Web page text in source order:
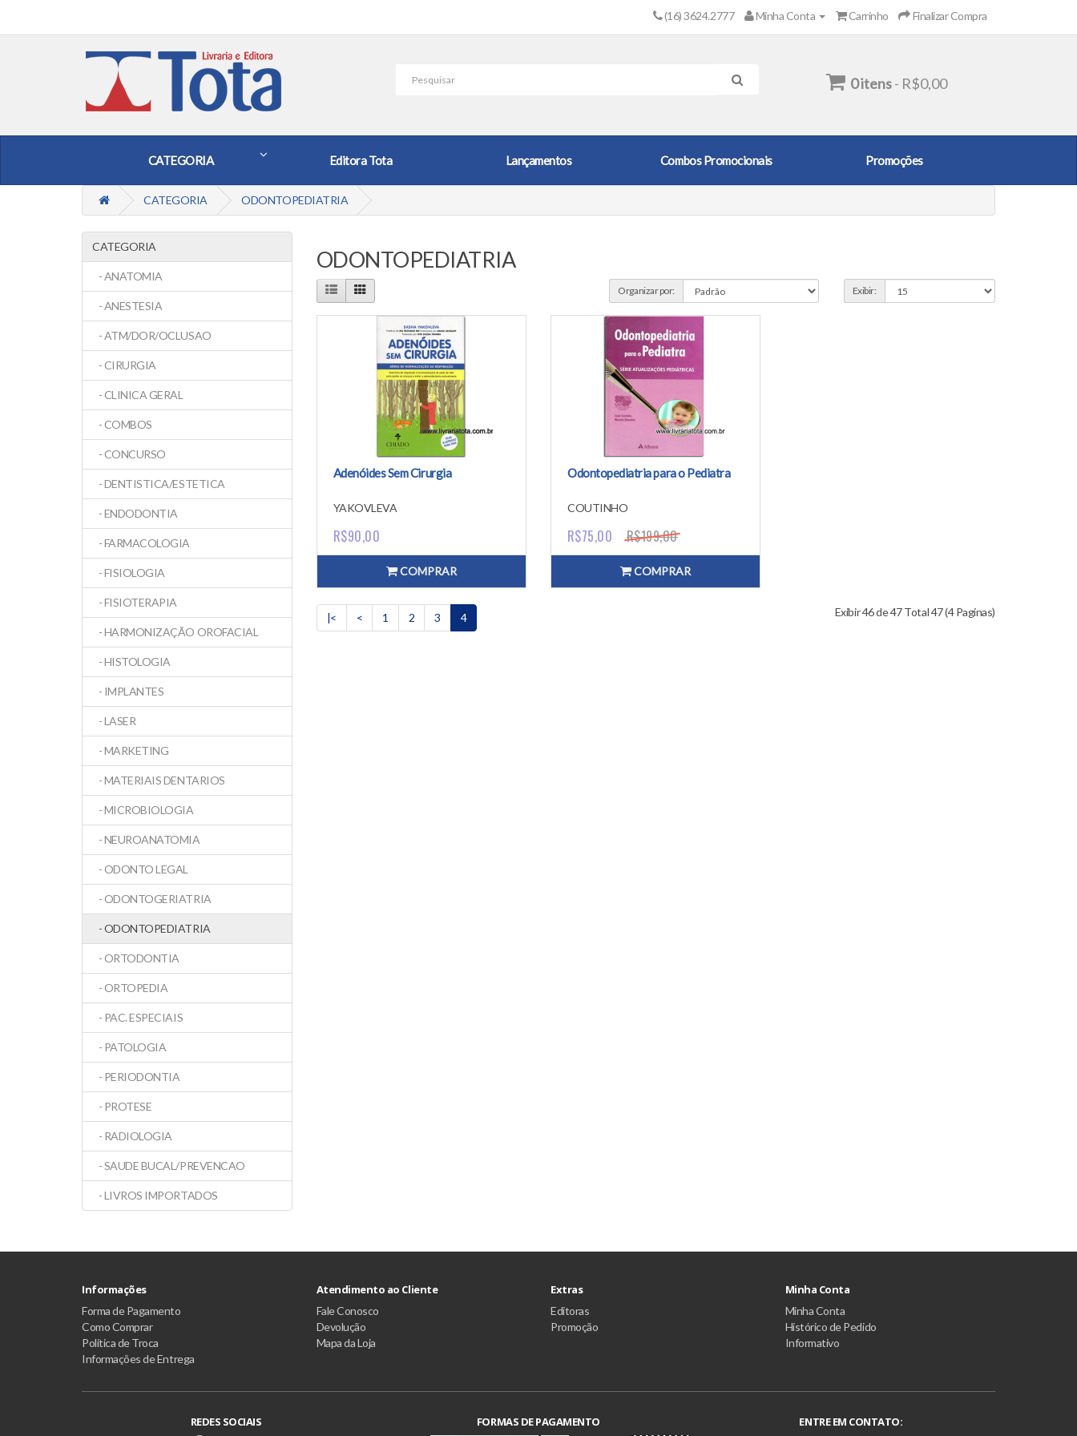
(16) 3624.2777 Minha Conta Carrinho Finalizar Compra
0 itens- R$0,00
CATEGORIA Editora Tota Lançamentos Combos Promocionais Promoções
CATEGORIA ODONTOPEDIATRIA
CATEGORIA
- ANATOMIA
- ANESTESIA
- ATM/DOR/OCLUSAO
- CIRURGIA
- CLINICA GERAL
- COMBOS
- CONCURSO
- DENTISTICA/ESTETICA
- ENDODONTIA
- FARMACOLOGIA
- FISIOLOGIA
- FISIOTERAPIA
- HARMONIZAÇÃO OROFACIAL
- HISTOLOGIA
- IMPLANTES
- LASER
- MARKETING
- MATERIAIS DENTARIOS
- MICROBIOLOGIA
- NEUROANATOMIA
- ODONTO LEGAL
- ODONTOGERIATRIA
- ODONTOPEDIATRIA
- ORTODONTIA
- ORTOPEDIA
- PAC. ESPECIAIS
- PATOLOGIA
- PERIODONTIA
- PROTESE
- RADIOLOGIA
- SAUDE BUCAL/PREVENCAO
- LIVROS IMPORTADOS
ODONTOPEDIATRIA
Organizar por: Exibir:
Adenóides Sem Cirurgia
YAKOVLEVA
R$90,00
COMPRAR
Odontopediatria para o Pediatra
COUTINHO
R$75,00 R$199,00
COMPRAR
|< < 1 2 3 4 Exibir 46 de 47 Total 47 (4 Paginas)
Informações
Forma de Pagamento
Como Comprar
Política de Troca
Informações de Entrega
Atendimento ao Cliente
Fale Conosco
Devolução
Mapa da Loja
Extras
Editoras
Promoção
Minha Conta
Minha Conta
Histórico de Pedido
Informativo
REDES SOCIAIS FORMAS DE PAGAMENTO ENTRE EM CONTATO: